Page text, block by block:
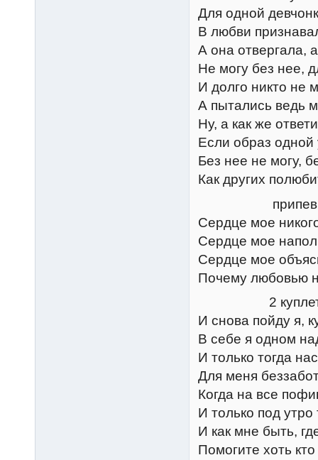
Для одной
В любви
А она отвергала,
Не могу без нее,
И долго никто не
А пытались ведь
Ну, а как же
Если образ одной
Без нее не могу,
Как других
припев
Сердце мое
Сердце мое
Сердце мое
Почему любовью
2
И снова пойду я,
В себе я одном
И только тогда
Для меня
Когда на все
И только под
И как мне быть,
Помогите хоть